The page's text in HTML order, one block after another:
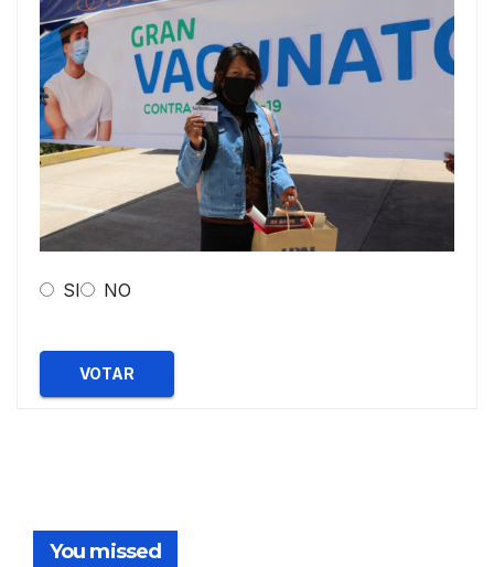
SI NO
VOTAR
You missed